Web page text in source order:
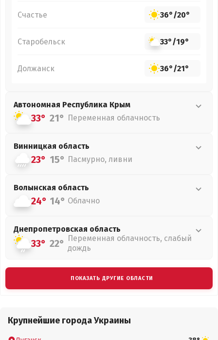
Счастье 36°/20°
Старобельск 33°/19°
Должанск 36°/21°
Автономная Республика Крым
33° 21° Переменная облачность
Винницкая область
23° 15° Пасмурно, ливни
Волынская область
24° 14° Облачно
Днепропетровская область
33° 22° Переменная облачность, слабый
дождь
ПОКАЗАТЬ ДРУГИЕ ОБЛАСТИ
Крупнейшие города Украины